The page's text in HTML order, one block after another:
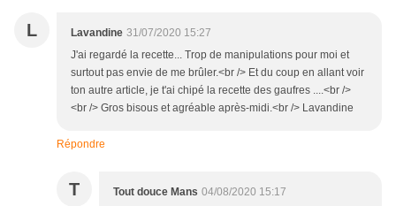
L Lavandine 31/07/2020 15:27
J'ai regardé la recette... Trop de manipulations pour moi et
surtout pas envie de me brûler.<br /> Et du coup en allant voir
ton autre article, je t'ai chipé la recette des gaufres ....<br />
<br /> Gros bisous et agréable après-midi.<br /> Lavandine
Répondre
T Tout douce Mans 04/08/2020 15:17